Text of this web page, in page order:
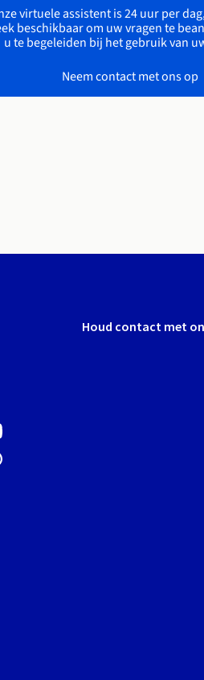
virtuele assistent is 24 uur per
beschikbaar om uw vragen te
u te begeleiden bij het gebruik van
Neem contact met ons op
Houd contact met